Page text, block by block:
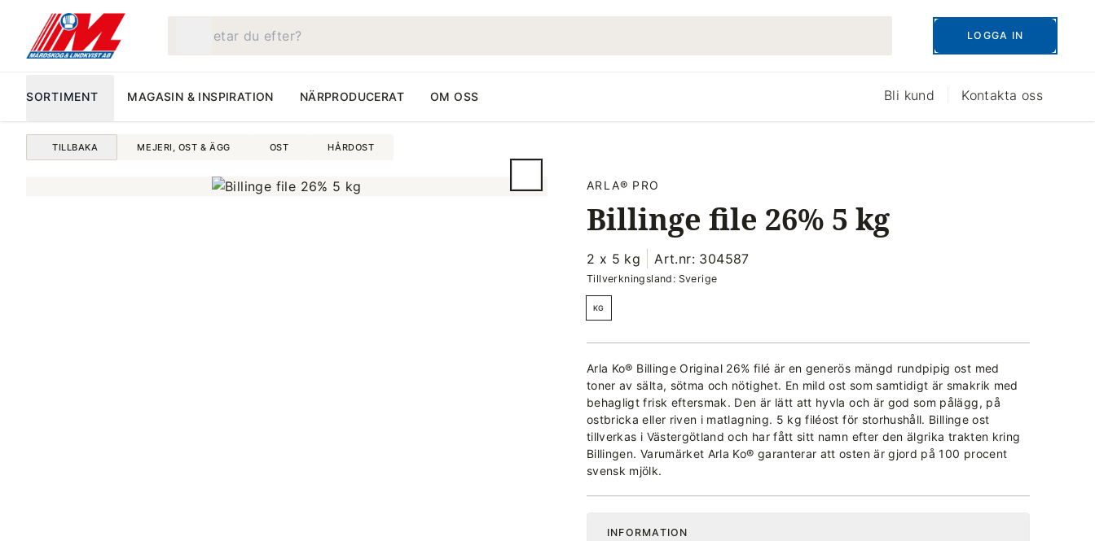
LOGGA IN
SORTIMENT MAGASIN & INSPIRATION NÄRPRODUCERAT OM OSS Bli kund Kontakta oss
TILLBAKA MEJERI, OST & ÄGG OST HÅRDOST
ARLA® PRO
Billinge file 26% 5 kg
2 x 5 kg Art.nr: 304587
Tillverkningsland: Sverige
KG
Arla Ko® Billinge Original 26% filé är en generös mängd rundpipig ost med
toner av sälta, sötma och nötighet. En mild ost som samtidigt är smakrik med
behagligt frisk eftersmak. Den är lätt att hyvla och är god som pålägg, på
ostbricka eller riven i matlagning. 5 kg filéost för storhushåll. Billinge ost
tillverkas i Västergötland och har fått sitt namn efter den älgrika trakten kring
Billingen. Varumärket Arla Ko® garanterar att osten är gjord på 100 procent
svensk mjölk.
INFORMATION